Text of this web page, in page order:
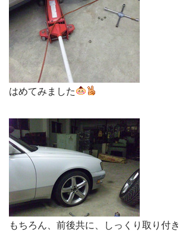
はめてみました
もちろん、前後共に、しっくり取り付き